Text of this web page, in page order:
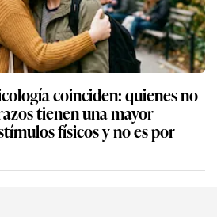
coinciden: quienes no
tienen una mayor
físicos y no es por